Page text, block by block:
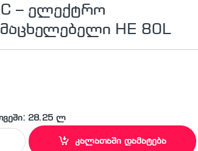
– ელექტრო
HE 80L
28.25 ლ
წყალგამაცხელებელი HE 80L quantity
კალათაში დამატება